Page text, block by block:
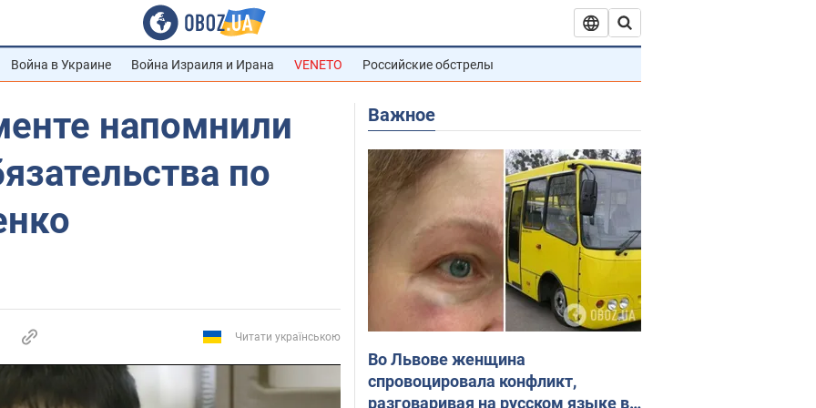
Война в Украине Война Израиля и Ирана VENETO Российские обстрелы
напомнили
по
Читати українською
Важное
Во Львове женщина
спровоцировала конфликт,
разговаривая на русском языке в